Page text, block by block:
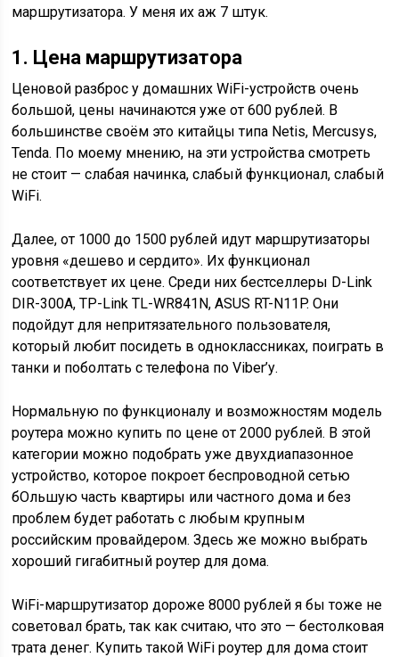
маршрутизатора. У меня их аж 7 штук.
1. Цена маршрутизатора
Ценовой разброс у домашних WiFi-устройств очень
большой, цены начинаются уже от 600 рублей. В
большинстве своём это китайцы типа Netis, Mercusys,
Tenda. По моему мнению, на эти устройства смотреть
не стоит — слабая начинка, слабый функционал, слабый
WiFi.
Далее, от 1000 до 1500 рублей идут маршрутизаторы
уровня «дешево и сердито». Их функционал
соответствует их цене. Среди них бестселлеры D-Link
DIR-300A, TP-Link TL-WR841N, ASUS RT-N11P. Они
подойдут для непритязательного пользователя,
который любит посидеть в одноклассниках, поиграть в
танки и поболтать с телефона по Viber’у.
Нормальную по функционалу и возможностям модель
роутера можно купить по цене от 2000 рублей. В этой
категории можно подобрать уже двухдиапазонное
устройство, которое покроет беспроводной сетью
бОльшую часть квартиры или частного дома и без
проблем будет работать с любым крупным
российским провайдером. Здесь же можно выбрать
хороший гигабитный роутер для дома.
WiFi-маршрутизатор дороже 8000 рублей я бы тоже не
советовал брать, так как считаю, что это — бестолковая
трата денег. Купить такой WiFi роутер для дома стоит